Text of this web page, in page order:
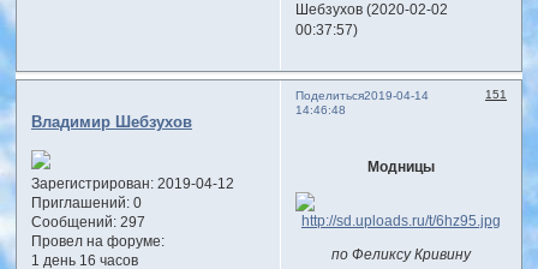
Шебзухов (2020-02-02
00:37:57)
Поделиться 151
2019-04-14
14:46:48
Владимир Шебзухов
Зарегистрирован: 2019-04-12
Приглашений:0
Сообщений:297
Провел на форуме:
1 день 16 часов
Модницы
по Феликсу Кривину